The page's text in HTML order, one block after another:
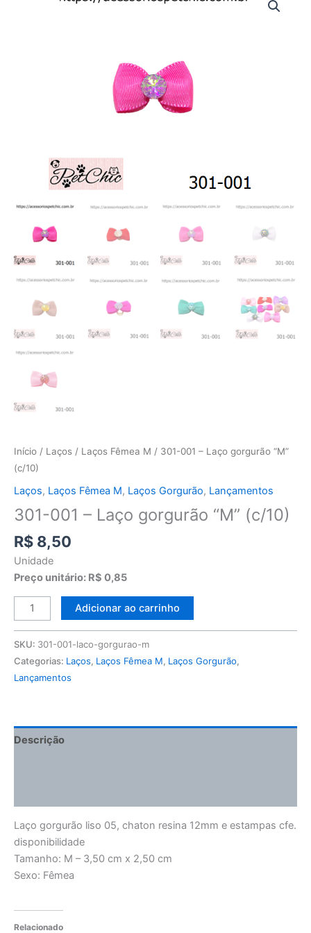
Início / Laços / Laços Fêmea M / 301-001 – Laço gorgurão “M”
(c/10)
Laços, Laços Fêmea M, Laços Gorgurão, Lançamentos
301-001 – Laço gorgurão “M” (c/10)
R$ 8,50
Unidade
Preço unitário: R$ 0,85
Adicionar ao carrinho
SKU: 301-001-laco-gorgurao-m
Categorias: Laços, Laços Fêmea M, Laços Gorgurão,
Lançamentos
Descrição
Laço gorgurão liso 05, chaton resina 12mm e estampas cfe.
disponibilidade
Tamanho: M – 3,50 cm x 2,50 cm
Sexo: Fêmea
Relacionado